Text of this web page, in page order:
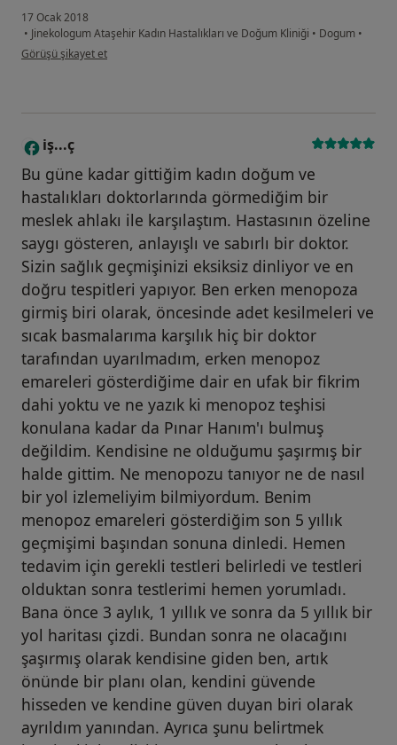
17 Ocak 2018
• Jinekologum Ataşehir Kadın Hastalıkları ve Doğum Kliniği • Dogum •
kullanıcının görüşüne göre he...i
Görüşü şikayet et
I iş...ç
Bu güne kadar gittiğim kadın doğum ve
hastalıkları doktorlarında görmediğim bir
meslek ahlakı ile karşılaştım. Hastasının özeline
saygı gösteren, anlayışlı ve sabırlı bir doktor.
Sizin sağlık geçmişinizi eksiksiz dinliyor ve en
doğru tespitleri yapıyor. Ben erken menopoza
girmiş biri olarak, öncesinde adet kesilmeleri ve
sıcak basmalarıma karşılık hiç bir doktor
tarafından uyarılmadım, erken menopoz
emareleri gösterdiğime dair en ufak bir fikrim
dahi yoktu ve ne yazık ki menopoz teşhisi
konulana kadar da Pınar Hanım'ı bulmuş
değildim. Kendisine ne olduğumu şaşırmış bir
halde gittim. Ne menopozu tanıyor ne de nasıl
bir yol izlemeliyim bilmiyordum. Benim
menopoz emareleri gösterdiğim son 5 yıllık
geçmişimi başından sonuna dinledi. Hemen
tedavim için gerekli testleri belirledi ve testleri
olduktan sonra testlerimi hemen yorumladı.
Bana önce 3 aylık, 1 yıllık ve sonra da 5 yıllık bir
yol haritası çizdi. Bundan sonra ne olacağını
şaşırmış olarak kendisine giden ben, artık
önünde bir planı olan, kendini güvende
hisseden ve kendine güven duyan biri olarak
ayrıldım yanından. Ayrıca şunu belirtmek